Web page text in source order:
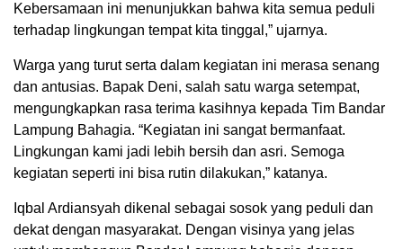
Kebersamaan ini menunjukkan bahwa kita semua peduli
terhadap lingkungan tempat kita tinggal,” ujarnya.
Warga yang turut serta dalam kegiatan ini merasa senang
dan antusias. Bapak Deni, salah satu warga setempat,
mengungkapkan rasa terima kasihnya kepada Tim Bandar
Lampung Bahagia. “Kegiatan ini sangat bermanfaat.
Lingkungan kami jadi lebih bersih dan asri. Semoga
kegiatan seperti ini bisa rutin dilakukan,” katanya.
Iqbal Ardiansyah dikenal sebagai sosok yang peduli dan
dekat dengan masyarakat. Dengan visinya yang jelas